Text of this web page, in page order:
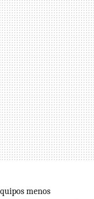
menos